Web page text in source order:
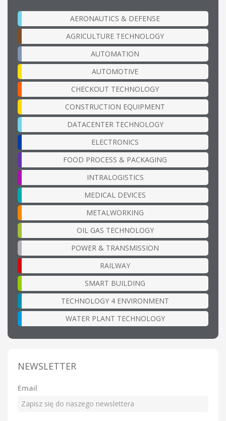
AERONAUTICS & DEFENSE
AGRICULTURE TECHNOLOGY
AUTOMATION
AUTOMOTIVE
CHECKOUT TECHNOLOGY
CONSTRUCTION EQUIPMENT
DATACENTER TECHNOLOGY
ELECTRONICS
FOOD PROCESS & PACKAGING
INTRALOGISTICS
MEDICAL DEVICES
METALWORKING
OIL GAS TECHNOLOGY
POWER & TRANSMISSION
RAILWAY
SMART BUILDING
TECHNOLOGY 4 ENVIRONMENT
WATER PLANT TECHNOLOGY
NEWSLETTER
Email